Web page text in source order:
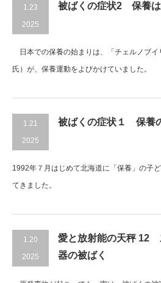
1.23
2025
被ばくの症状2 保養
日本での保養の始まりは、「チェルノブイ
氏）が、保養運動をよびかけていました。
1.21
2025
被ばくの症状１ 保養
1992年７月はじめて北海道に「保養」の子
てきました。
1.20
2025
愛と放射能の天秤 12
器の被ばく